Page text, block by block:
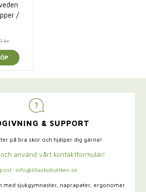
/
kr
& SUPPORT
på bra skor och hjälper dig gärna!
och använd vårt kontaktformulär!
info@lillaskobutiken.se
med sjukgymnaster, naprapater, ergonomer